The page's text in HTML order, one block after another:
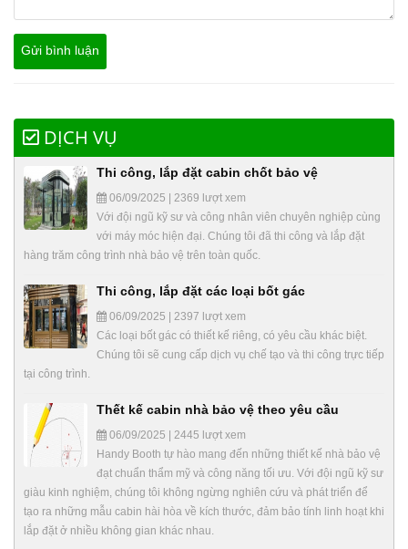
DỊCH VỤ
Thi công, lắp đặt cabin chốt bảo vệ
06/09/2025 | 2369 lượt xem
Với đội ngũ kỹ sư và công nhân viên chuyên nghiệp cùng
với máy móc hiện đại. Chúng tôi đã thi công và lắp đặt
hàng trăm công trình nhà bảo vệ trên toàn quốc.
Thi công, lắp đặt các loại bốt gác
06/09/2025 | 2397 lượt xem
Các loại bốt gác có thiết kế riêng, có yêu cầu khác biệt.
Chúng tôi sẽ cung cấp dịch vụ chế tạo và thi công trực tiếp
tại công trình.
Thết kế cabin nhà bảo vệ theo yêu cầu
06/09/2025 | 2445 lượt xem
Handy Booth tự hào mang đến những thiết kế nhà bảo vệ
đạt chuẩn thẩm mỹ và công năng tối ưu. Với đội ngũ kỹ sư
giàu kinh nghiệm, chúng tôi không ngừng nghiên cứu và phát triển để
tạo ra những mẫu cabin hài hòa về kích thước, đảm bảo tính linh hoạt khi
lắp đặt ở nhiều không gian khác nhau.